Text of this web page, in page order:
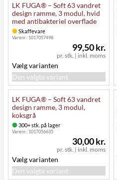
LK FUGA® – Soft 63 vandret
design ramme, 3 modul, hvid
med antibakteriel overflade
Skaffevare
Varenr.: 1017057498
pr. stk. | inkl. moms
99,50 kr.
Vælg varianten
Den valgte variant
LK FUGA® – Soft 63 vandret
design ramme, 3 modul,
koksgrå
300+ stk. på lager
Varenr.: 1017056635
pr. stk. | inkl. moms
30,00 kr.
Vælg varianten
Den valgte variant